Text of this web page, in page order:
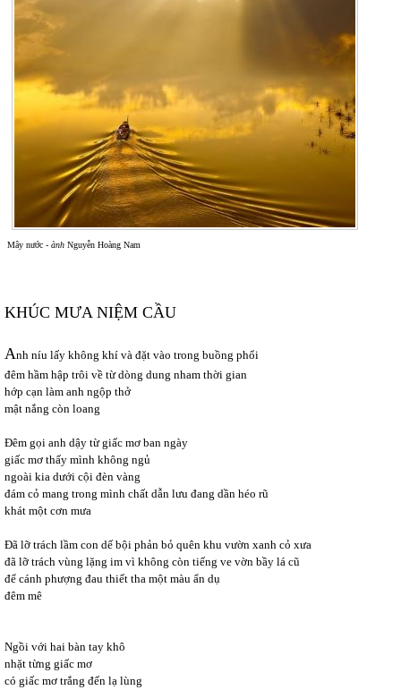
Mây nước - ành Nguyễn Hoàng Nam
KHÚC MƯA NIỆM CẦU
Anh níu lấy không khí và đặt vào trong buồng phổi
đêm hầm hập trôi về từ dòng dung nham thời gian
hớp cạn làm anh ngộp thở
mật nắng còn loang
Đêm gọi anh dậy từ giấc mơ ban ngày
giấc mơ thấy mình không ngủ
ngoài kia dưới cội đèn vàng
đám cỏ mang trong mình chất dẫn lưu đang dần héo rũ
khát một cơn mưa
Đã lỡ trách lầm con dế bội phản bỏ quên khu vườn xanh cỏ xưa
đã lỡ trách vùng lặng im vì không còn tiếng ve vờn bầy lá cũ
để cánh phượng đau thiết tha một màu ẩn dụ
đêm mê
Ngồi với hai bàn tay khô
nhặt từng giấc mơ
có giấc mơ trắng đến lạ lùng